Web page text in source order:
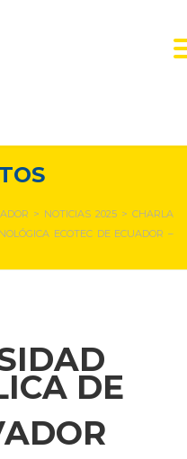
> NOTICIAS 2025 > CHARLA
ECOTEC DE ECUADOR –
DE